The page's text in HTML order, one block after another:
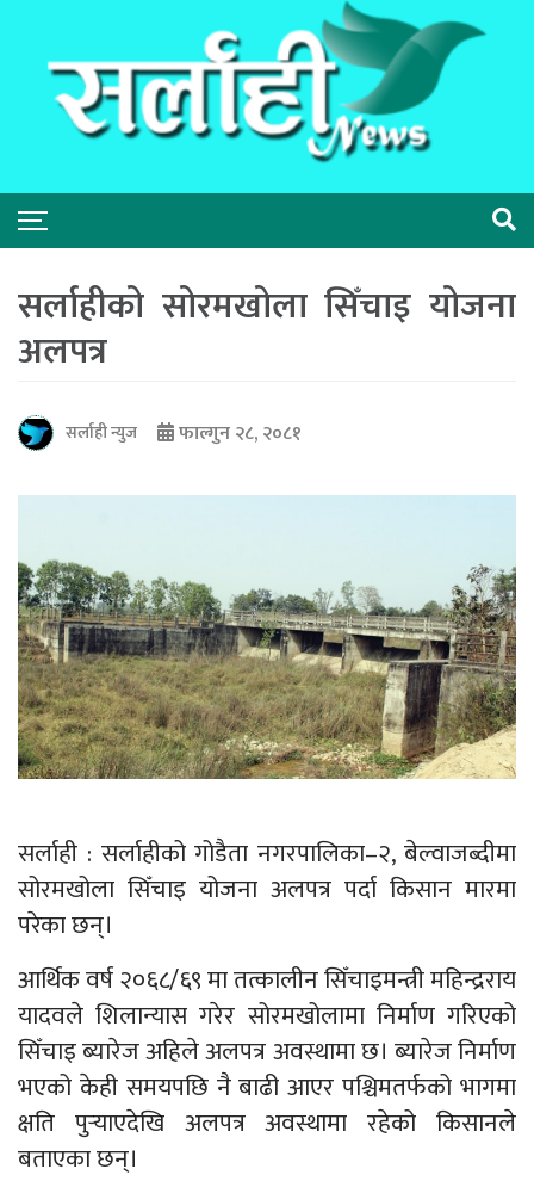
सर्लाहीको सोरमखोला सिँचाइ योजना
अलपत्र
सर्लाही न्युज फाल्गुन २८, २०८१
सर्लाही : सर्लाहीको गोडैता नगरपालिका–२, बेल्वाजब्दीमा
सोरमखोला सिँचाइ योजना अलपत्र पर्दा किसान मारमा
परेका छन्।
आर्थिक वर्ष २०६८/६९ मा तत्कालीन सिँचाइमन्त्री महिन्द्रराय
यादवले शिलान्यास गरेर सोरमखोलामा निर्माण गरिएको
सिँचाइ ब्यारेज अहिले अलपत्र अवस्थामा छ। ब्यारेज निर्माण
भएको केही समयपछि नै बाढी आएर पश्चिमतर्फको भागमा
क्षति पुर्‍याएदेखि अलपत्र अवस्थामा रहेको किसानले
बताएका छन्।